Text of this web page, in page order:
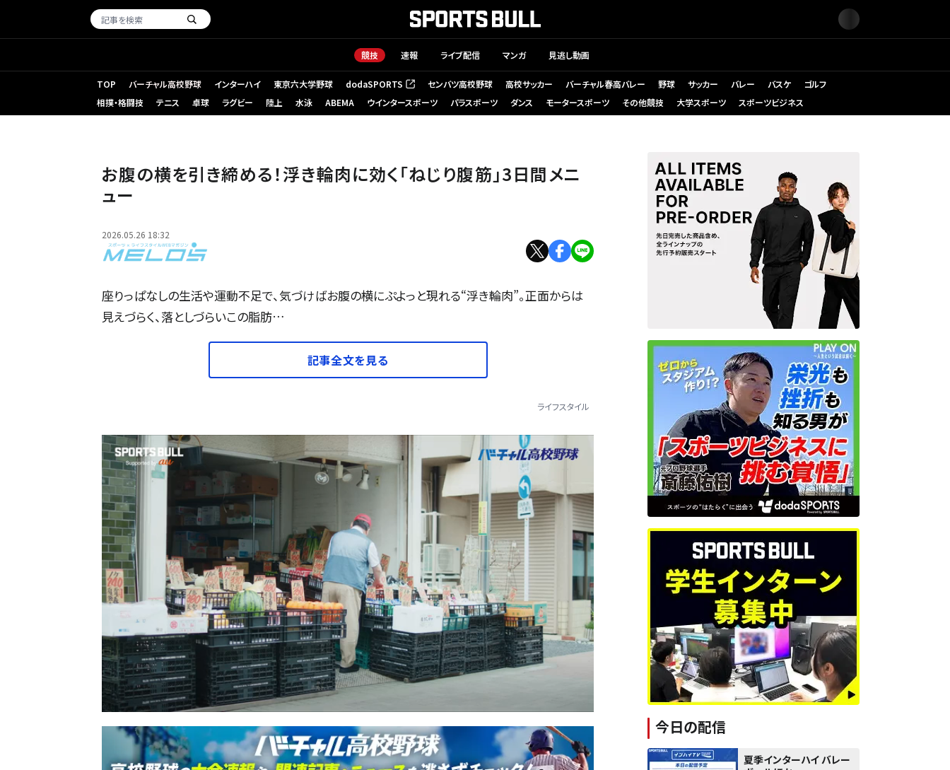
競技 速報 ライブ配信 マンガ 見逃し動画
TOP バーチャル高校野球 インターハイ 東京六大学野球 dodaSPORTS
（新しいタブで開く） センバツ高校野球 高校サッカー バーチャル春高バレー 野球 サッカー バレー バスケ
ゴルフ
相撲・格闘技
テニス 卓球 ラグビー 陸上 水泳 ABEMA ウインタースポーツ パラスポーツ ダンス モータースポーツ その他競技 大学スポーツ スポーツビジネス
お腹の横を引き締める！浮き輪肉に効く「ねじり腹筋」3日間メニ
ュー
2026.05.26 18:32
座りっぱなしの生活や運動不足で、気づけばお腹の横にぷよっと現れる“浮き輪肉”。正面からは
見えづらく、落としづらいこの脂肪…
記事全文を見る
ライフスタイル
今日の配信
夏季インターハイ バレー